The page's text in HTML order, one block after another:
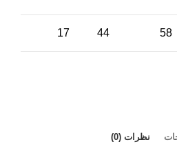
58
44
17
نظرات (0)